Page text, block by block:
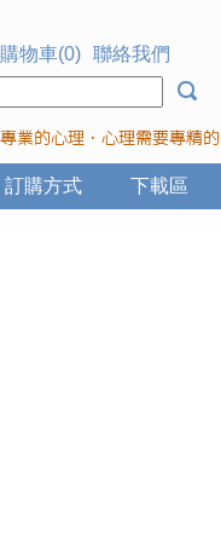
購物車(0) 聯絡我們
下載區
訂購方式